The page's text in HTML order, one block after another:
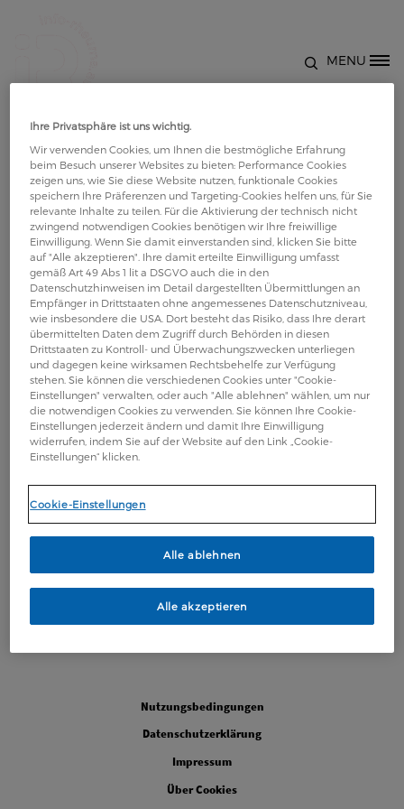
MENU
Hintere Oberschenkel und
Hüftmuskulatur 24
Nutzungsbedingungen
Datenschutzerklärung
Impressum
Über Cookies
Ihre Privatsphäre ist uns wichtig.
Wir verwenden Cookies, um Ihnen die bestmögliche Erfahrung
beim Besuch unserer Websites zu bieten: Performance Cookies
zeigen uns, wie Sie diese Website nutzen, funktionale Cookies
speichern Ihre Präferenzen und Targeting-Cookies helfen uns, für Sie
relevante Inhalte zu teilen. Für die Aktivierung der technisch nicht
zwingend notwendigen Cookies benötigen wir Ihre freiwillige
Einwilligung. Wenn Sie damit einverstanden sind, klicken Sie bitte
auf "Alle akzeptieren". Ihre damit erteilte Einwilligung umfasst
gemäß Art 49 Abs 1 lit a DSGVO auch die in den
Datenschutzhinweisen im Detail dargestellten Übermittlungen an
Empfänger in Drittstaaten ohne angemessenes Datenschutzniveau,
wie insbesondere die USA. Dort besteht das Risiko, dass Ihre derart
übermittelten Daten dem Zugriff durch Behörden in diesen
Drittstaaten zu Kontroll- und Überwachungszwecken unterliegen
und dagegen keine wirksamen Rechtsbehelfe zur Verfügung
stehen. Sie können die verschiedenen Cookies unter "Cookie-
Einstellungen" verwalten, oder auch "Alle ablehnen" wählen, um nur
die notwendigen Cookies zu verwenden. Sie können Ihre Cookie-
Einstellungen jederzeit ändern und damit Ihre Einwilligung
widerrufen, indem Sie auf der Website auf den Link „Cookie-
Einstellungen“ klicken.
Cookie-Einstellungen
Alle ablehnen
Alle akzeptieren